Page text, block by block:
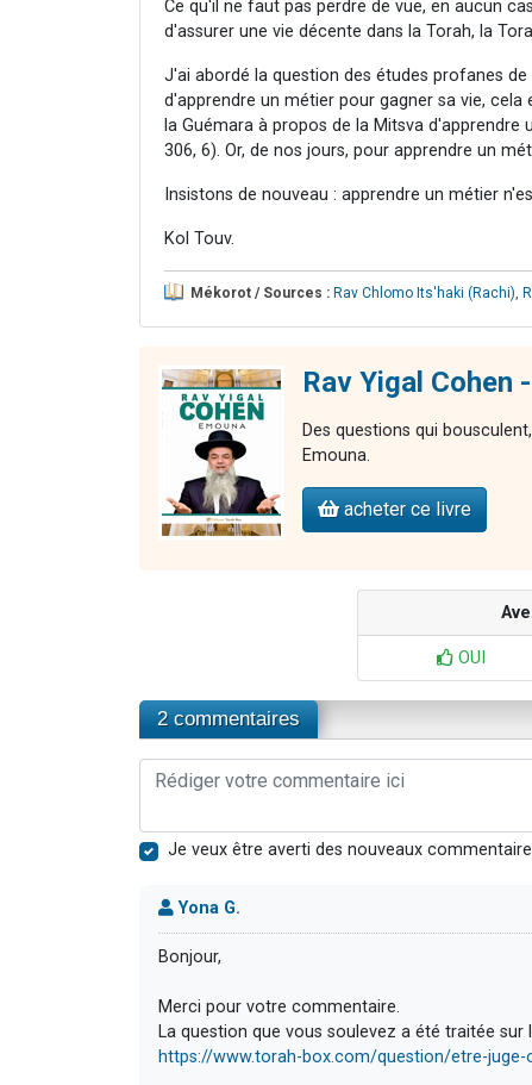
Ce qu'il ne faut pas perdre de vue, en aucun
d'assurer une vie décente dans la Torah, la
J'ai abordé la question des études profanes
d'apprendre un métier pour gagner sa vie,
la Guémara à propos de la Mitsva
306, 6). Or, de nos jours, pour apprendre un
Insistons de nouveau : apprendre un métier
Kol Touv.
Mékorot / Sources : Rav Chlomo Its'haki (Rachi)
Rav Yigal Cohen
Des questions qui
Emouna.
acheter ce livre
OUI
2 commentaires
Je veux être averti des nouveaux
Yona G.
Bonjour,
Merci pour votre commentaire.
La question que vous soulevez a été traitée sur
https://www.torah-box.com/question/etre-juge-